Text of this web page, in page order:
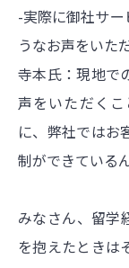
-実際に御社サ
うなお声をいた
寺本氏：現地で
声をいただく
に、弊社ではお
制ができている
みなさん、留学
を抱えたときは